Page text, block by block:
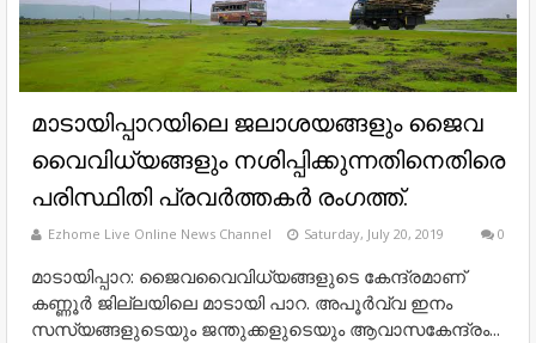
മാടായിപ്പാറയിലെ ജലാശയങ്ങളും ജൈവ
വൈവിധ്യങ്ങളും നശിപ്പിക്കുന്നതിനെതിരെ
പരിസ്ഥിതി പ്രവര്‍ത്തകര്‍ രംഗത്ത്.
Ezhome Live Online News Channel Saturday, July 20, 2019 0
മാടായിപ്പാറ: ജൈവവൈവിധ്യങ്ങളുടെ കേന്ദ്രമാണ്
കണ്ണൂര്‍ ജില്ലയിലെ മാടായി പാറ. അപൂര്‍വ്വ ഇനം
സസ്യങ്ങളുടെയും ജന്തുക്കളുടെയും ആവാസകേന്ദ്രം...